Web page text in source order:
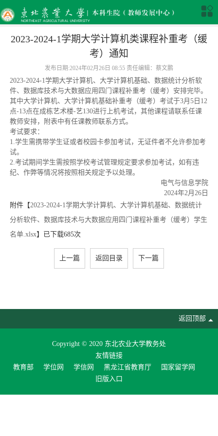
2023-2024-1学期大学计算机类课程补重考（缓
考）通知
发布日期:2024年02月26日 08:55 责任编辑：蔡文鹏
2023-2024-1学期大学计算机、大学计算机基础、数据统计分析软
件、数据库技术与大数据应用四门课程补重考（缓考）安排完毕。
其中大学计算机、大学计算机基础补重考（缓考）考试于3月5日12
点-13点在成栋艺术楼-艺130进行上机考试，其他课程请联系任课
教师安排，附表中有任课教师联系方式。
考试要求：
1.学生需携带学生证或者校园卡参加考试，无证件者不允许参加考
试。
2.考试期间学生需按照学校考试管理规定要求参加考试，如有违
纪、作弊等情况将按照相关规定予以处理。
电气与信息学院
2024年2月26日
附件【2023-2024-1学期大学计算机、大学计算机基础、数据统计
分析软件、数据库技术与大数据应用四门课程补重考（缓考）学生
名单.xlsx】已下载685次
上一篇 返回目录 下一篇
返回顶部
Copyright © 2020 东北农业大学教务处
友情链接
教育部
学位网 学信网 黑龙江省教育厅
国家留学网
旧版入口